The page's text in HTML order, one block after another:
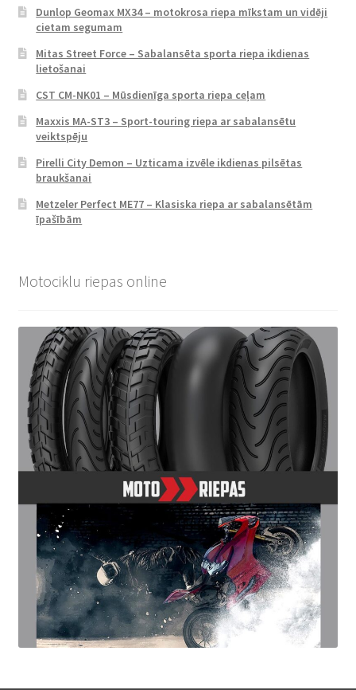
Dunlop Geomax MX34 – motokrosa riepa mīkstam un vidēji
cietam segumam
Mitas Street Force – Sabalansēta sporta riepa ikdienas
lietošanai
CST CM-NK01 – Mūsdienīga sporta riepa ceļam
Maxxis MA-ST3 – Sport-touring riepa ar sabalansētu
veiktspēju
Pirelli City Demon – Uzticama izvēle ikdienas pilsētas
braukšanai
Metzeler Perfect ME77 – Klasiska riepa ar sabalansētām
īpašībām
Motociklu riepas online